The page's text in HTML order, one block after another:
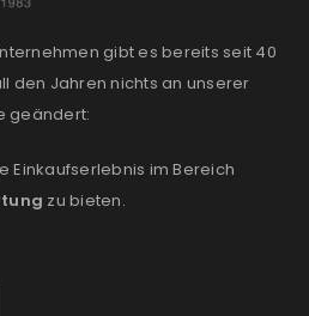
gibt es bereits seit 40
den Jahren nichts an unserer
geändert:
Einkaufserlebnis im Bereich
zu bieten.